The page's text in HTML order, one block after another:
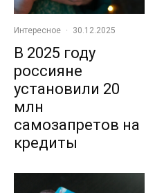
Интересное · 30.12.2025
В 2025 году
россияне
установили 20
млн
самозапретов на
кредиты